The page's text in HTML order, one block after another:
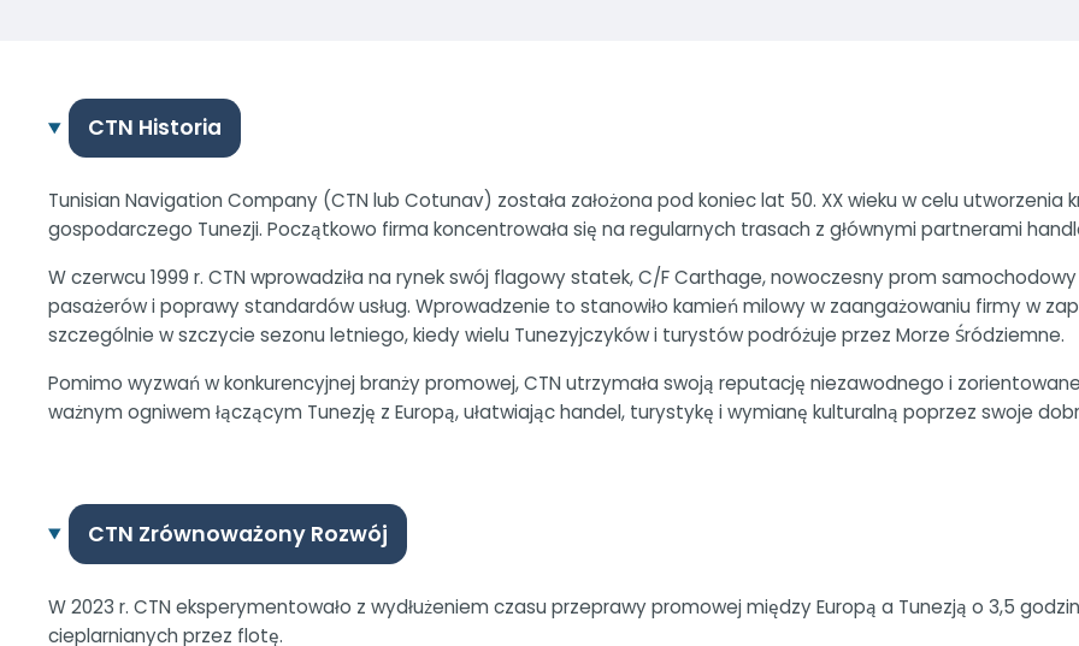
CTN Historia
Tunisian Navigation Company (CTN lub Cotunav) została założona pod koniec lat 50. XX wieku w celu
gospodarczego Tunezji. Początkowo firma koncentrowała się na regularnych trasach z głównymi partnerami
W czerwcu 1999 r. CTN wprowadziła na rynek swój flagowy statek, C/F Carthage, nowoczesny prom
pasażerów i poprawy standardów usług. Wprowadzenie to stanowiło kamień milowy w zaangażowaniu firmy w
szczególnie w szczycie sezonu letniego, kiedy wielu Tunezyjczyków i turystów podróżuje przez Morze Śródziemne.
Pomimo wyzwań w konkurencyjnej branży promowej, CTN utrzymała swoją reputację niezawodnego i
ważnym ogniwem łączącym Tunezję z Europą, ułatwiając handel, turystykę i wymianę kulturalną poprzez swoje
CTN Zrównoważony Rozwój
W 2023 r. CTN eksperymentowało z wydłużeniem czasu przeprawy promowej między Europą a Tunezją o 3,5
cieplarnianych przez flotę.